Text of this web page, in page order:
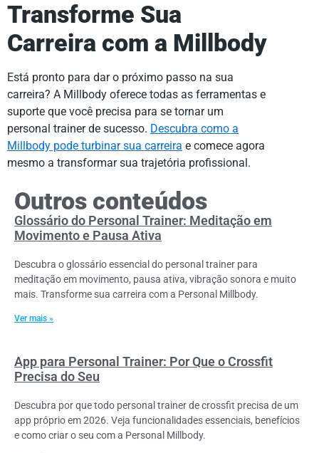
Transforme Sua
Carreira com a Millbody
Está pronto para dar o próximo passo na sua
carreira? A Millbody oferece todas as ferramentas e
suporte que você precisa para se tornar um
personal trainer de sucesso. Descubra como a
Millbody pode turbinar sua carreira e comece agora
mesmo a transformar sua trajetória profissional.
Outros conteúdos
Glossário do Personal Trainer: Meditação em
Movimento e Pausa Ativa
Descubra o glossário essencial do personal trainer para
meditação em movimento, pausa ativa, vibração sonora e muito
mais. Transforme sua carreira com a Personal Millbody.
Ver mais »
App para Personal Trainer: Por Que o Crossfit
Precisa do Seu
Descubra por que todo personal trainer de crossfit precisa de um
app próprio em 2026. Veja funcionalidades essenciais, benefícios
e como criar o seu com a Personal Millbody.